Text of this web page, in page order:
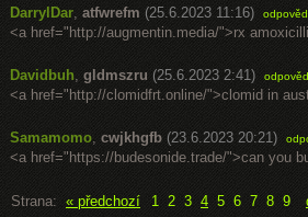
DarrylDar, atfwrefm (25.6.2023 11:16)
<a href="http://augmentin.media/">rx
Davidbuh, gldmszru (25.6.2023 2:41)
<a href="http://clomidfrt.online/">clomid in
Samamomo, cwjkhgfb (23.6.2023 20:21)
<a href="https://budesonide.trade/">can you
Strana: « předchozí 1 2 3 4 5 6 7 8 9